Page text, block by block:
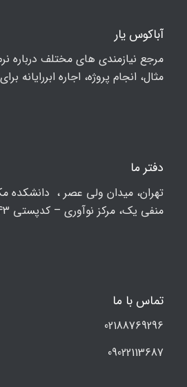
آباکوس یار
مرجع نیازمندی های مختلف درباره
مثال، انجام پروژه، اجاره ابررایانه
دفتر ما
تهران، ميدان ولي عصر ، دانشکده
منفی یک، مرکز نوآوری – کدپستی 1591630043
تماس با ما
02188769296
09022113687